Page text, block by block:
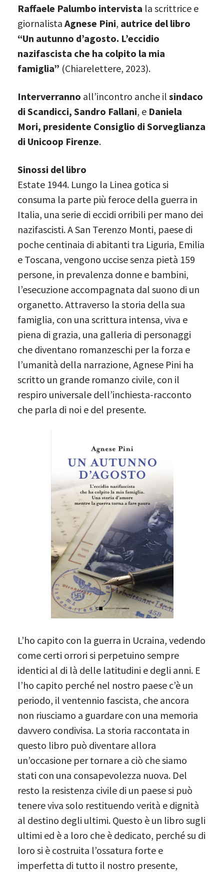
Raffaele Palumbo intervista la scrittrice e
giornalista Agnese Pini, autrice del libro
“Un autunno d’agosto. L’eccidio
nazifascista che ha colpito la mia
famiglia” (Chiarelettere, 2023).
Interverranno all’incontro anche il sindaco
di Scandicci, Sandro Fallani, e Daniela
Mori, presidente Consiglio di Sorveglianza
di Unicoop Firenze.
Sinossi del libro
Estate 1944. Lungo la Linea gotica si
consuma la parte più feroce della guerra in
Italia, una serie di eccidi orribili per mano dei
nazifascisti. A San Terenzo Monti, paese di
poche centinaia di abitanti tra Liguria, Emilia
e Toscana, vengono uccise senza pietà 159
persone, in prevalenza donne e bambini,
l’esecuzione accompagnata dal suono di un
organetto. Attraverso la storia della sua
famiglia, con una scrittura intensa, viva e
piena di grazia, una galleria di personaggi
che diventano romanzeschi per la forza e
l’umanità della narrazione, Agnese Pini ha
scritto un grande romanzo civile, con il
respiro universale dell’inchiesta-racconto
che parla di noi e del presente.
L’ho capito con la guerra in Ucraina, vedendo
come certi orrori si perpetuino sempre
identici al di là delle latitudini e degli anni. E
l’ho capito perché nel nostro paese c’è un
periodo, il ventennio fascista, che ancora
non riusciamo a guardare con una memoria
davvero condivisa. La storia raccontata in
questo libro può diventare allora
un’occasione per tornare a ciò che siamo
stati con una consapevolezza nuova. Del
resto la resistenza civile di un paese si può
tenere viva solo restituendo verità e dignità
al destino degli ultimi. Questo è un libro sugli
ultimi ed è a loro che è dedicato, perché su di
loro si è costruita l’ossatura forte e
imperfetta di tutto il nostro presente,